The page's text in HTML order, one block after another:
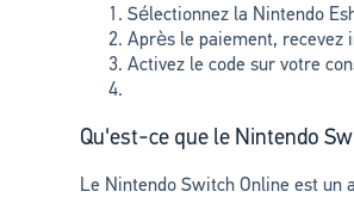
Sélectionnez la Nintendo
Après le paiement, recevez
Activez le code sur votre
Qu'est-ce que le Nintendo
Le Nintendo Switch Online est un